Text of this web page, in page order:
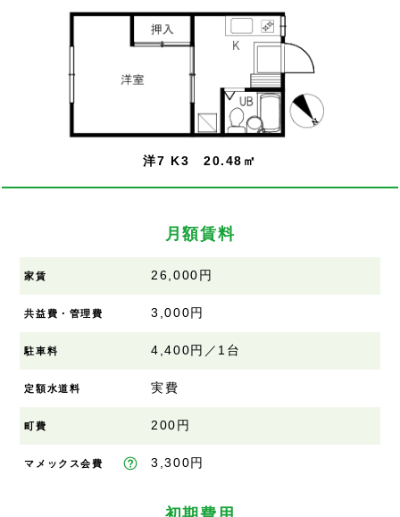
洋7 K3 20.48㎡
月額賃料
家賃 26,000円
共益費・管理費 3,000円
駐車料 4,400円／1台
定額水道料 実費
町費 200円
マメックス会費 3,300円